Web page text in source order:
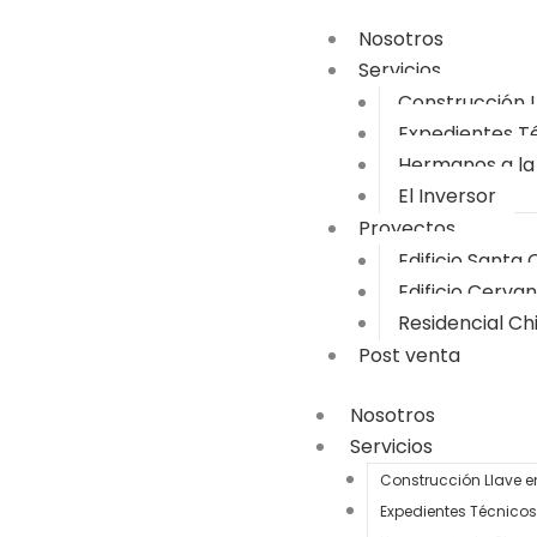
Nosotros
Servicios
Construcción
Expedientes
Hermanos a
El Inversor
Proyectos
Edificio Santa
Edificio
Residencial
Post venta
Nosotros
Servicios
Construcción Llave
Expedientes Técnicos